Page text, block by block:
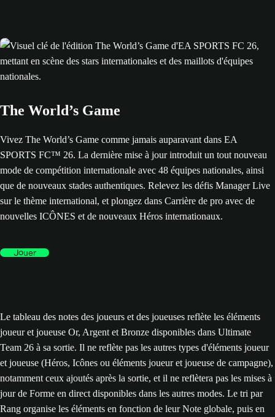
The World’s Game
Vivez The World’s Game comme jamais auparavant dans EA
SPORTS FC™ 26. La dernière mise à jour introduit un tout nouveau
mode de compétition internationale avec 48 équipes nationales, ainsi
que de nouveaux stades authentiques. Relevez les défis Manager Live
sur le thème international, et plongez dans Carrière de pro avec de
nouvelles ICÔNES et de nouveaux Héros internationaux.
Jouer
Le tableau des notes des joueurs et des joueuses reflète les éléments
joueur et joueuse Or, Argent et Bronze disponibles dans Ultimate
Team 26 à sa sortie. Il ne reflète pas les autres types d'éléments joueur
et joueuse (Héros, Icônes ou éléments joueur et joueuse de campagne),
notamment ceux ajoutés après la sortie, et il ne reflètera pas les mises à
jour de Forme en direct disponibles dans les autres modes. Le tri par
Rang organise les éléments en fonction de leur Note globale, puis en